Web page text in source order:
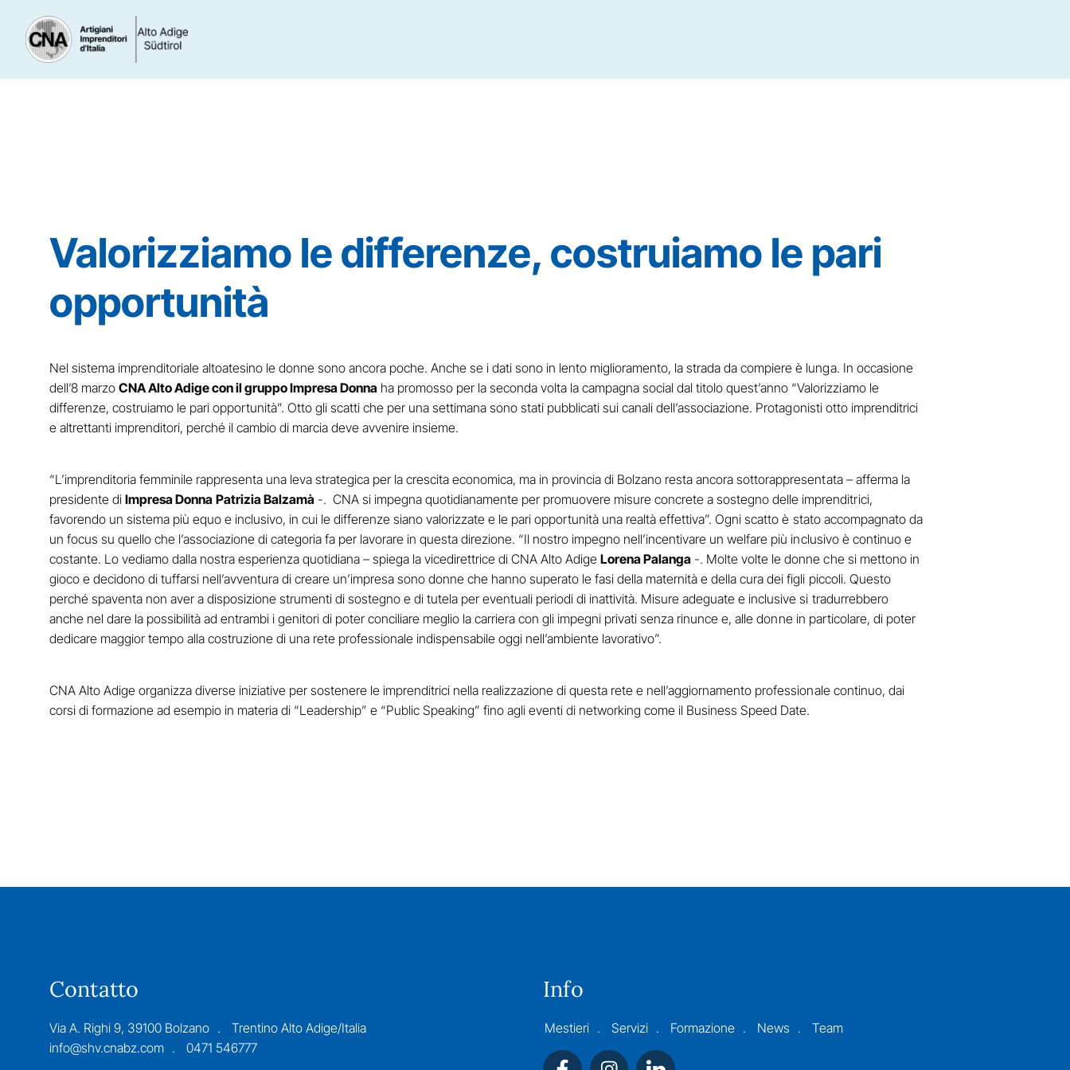
Valorizziamo le differenze, costruiamo le pari
opportunità
Nel sistema imprenditoriale altoatesino le donne sono ancora poche. Anche se i dati sono in lento miglioramento, la strada da compiere è lunga. In occasione
dell’8 marzo CNA Alto Adige con il gruppo Impresa Donna ha promosso per la seconda volta la campagna social dal titolo quest’anno “Valorizziamo le
differenze, costruiamo le pari opportunità”. Otto gli scatti che per una settimana sono stati pubblicati sui canali dell’associazione. Protagonisti otto imprenditrici
e altrettanti imprenditori, perché il cambio di marcia deve avvenire insieme.
“L’imprenditoria femminile rappresenta una leva strategica per la crescita economica, ma in provincia di Bolzano resta ancora sottorappresentata – afferma la
presidente di Impresa Donna Patrizia Balzamà-. CNA si impegna quotidianamente per promuovere misure concrete a sostegno delle imprenditrici,
favorendo un sistema più equo e inclusivo, in cui le differenze siano valorizzate e le pari opportunità una realtà effettiva”. Ogni scatto è stato accompagnato da
un focus su quello che l’associazione di categoria fa per lavorare in questa direzione. “Il nostro impegno nell’incentivare un welfare più inclusivo è continuo e
costante. Lo vediamo dalla nostra esperienza quotidiana – spiega la vicedirettrice di CNA Alto AdigeLorena Palanga -. Molte volte le donne che si mettono in
gioco e decidono di tuffarsi nell’avventura di creare un’impresa sono donne che hanno superato le fasi della maternità e della cura dei figli piccoli. Questo
perché spaventa non aver a disposizione strumenti di sostegno e di tutela per eventuali periodi di inattività. Misure adeguate e inclusive si tradurrebbero
anche nel dare la possibilità ad entrambi i genitori di poter conciliare meglio la carriera con gli impegni privati senza rinunce e, alle donne in particolare, di poter
dedicare maggior tempo alla costruzione di una rete professionale indispensabile oggi nell’ambiente lavorativo”.
CNA Alto Adige organizza diverse iniziative per sostenere le imprenditrici nella realizzazione di questa rete e nell’aggiornamento professionale continuo, dai
corsi di formazione ad esempio in materia di “Leadership” e “Public Speaking” fino agli eventi di networking come il Business Speed Date.
Contatto
Via A. Righi 9, 39100 Bolzano
Trentino Alto Adige/Italia
info@shv.cnabz.com
0471 546777
Info
Mestieri Servizi Formazione News Team